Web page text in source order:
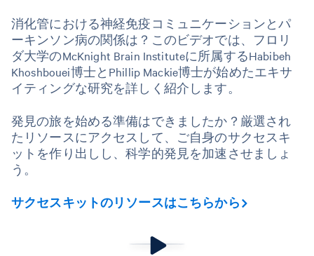
消化管における神経免疫コミュニケーションとパ
ーキンソン病の関係は？このビデオでは、フロリ
ダ大学のMcKnight Brain Instituteに所属するHabibeh
Khoshbouei博士とPhillip Mackie博士が始めたエキサ
イティングな研究を詳しく紹介します。
発見の旅を始める準備はできましたか？厳選され
たリソースにアクセスして、ご自身のサクセスキ
ットを作り出しし、科学的発見を加速させましょ
う。
サクセスキットのリソースはこちらから